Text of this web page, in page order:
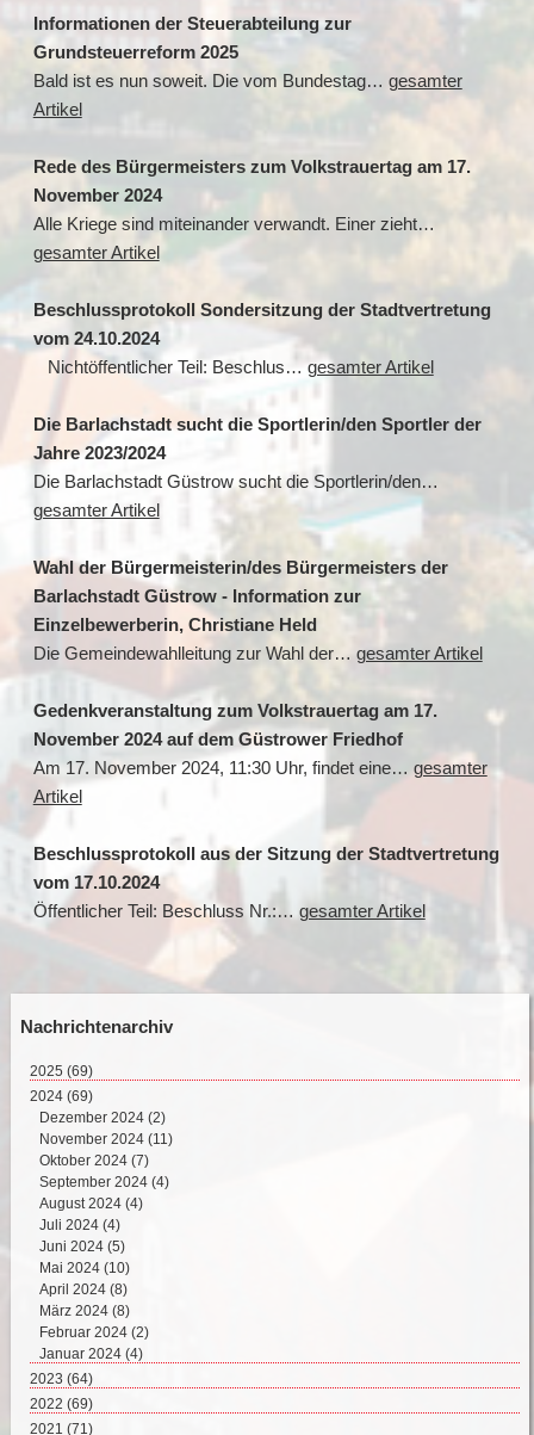
Informationen der Steuerabteilung zur
Grundsteuerreform 2025
Bald ist es nun soweit. Die vom Bundestag… gesamter
Artikel
Rede des Bürgermeisters zum Volkstrauertag am 17.
November 2024
Alle Kriege sind miteinander verwandt. Einer zieht…
gesamter Artikel
Beschlussprotokoll Sondersitzung der Stadtvertretung
vom 24.10.2024
Nichtöffentlicher Teil: Beschlus…gesamter Artikel
Die Barlachstadt sucht die Sportlerin/den Sportler der
Jahre 2023/2024
Die Barlachstadt Güstrow sucht die Sportlerin/den…
gesamter Artikel
Wahl der Bürgermeisterin/des Bürgermeisters der
Barlachstadt Güstrow - Information zur
Einzelbewerberin, Christiane Held
Die Gemeindewahlleitung zur Wahl der… gesamter Artikel
Gedenkveranstaltung zum Volkstrauertag am 17.
November 2024 auf dem Güstrower Friedhof
Am 17. November 2024, 11:30 Uhr, findet eine… gesamter
Artikel
Beschlussprotokoll aus der Sitzung der Stadtvertretung
vom 17.10.2024
Öffentlicher Teil: Beschluss Nr.:… gesamter Artikel
Nachrichtenarchiv
2025 (69)
August 2025 (2)
Juli 2025 (9)
Juni 2025 (8)
Mai 2025 (17)
April 2025 (15)
März 2025 (12)
Februar 2025 (6)
2024 (69)
Dezember 2024 (2)
November 2024 (11)
Oktober 2024 (7)
September 2024 (4)
August 2024 (4)
Juli 2024 (4)
Juni 2024 (5)
Mai 2024 (10)
April 2024 (8)
März 2024 (8)
Februar 2024 (2)
Januar 2024 (4)
2023 (64)
Dezember 2023 (2)
November 2023 (8)
2022 (69)
Dezember 2022 (8)
2021 (71)